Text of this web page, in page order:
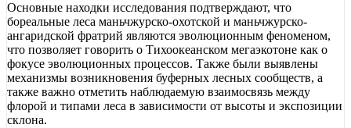
Основные находки исследования подтверждают, что
бореальные леса маньчжурско-охотской и маньчжурско-
ангаридской фратрий являются эволюционным феноменом,
что позволяет говорить о Тихоокеанском мегаэкотоне как о
фокусе эволюционных процессов. Также были выявлены
механизмы возникновения буферных лесных сообществ, а
также важно отметить наблюдаемую взаимосвязь между
флорой и типами леса в зависимости от высоты и экспозиции
склона.